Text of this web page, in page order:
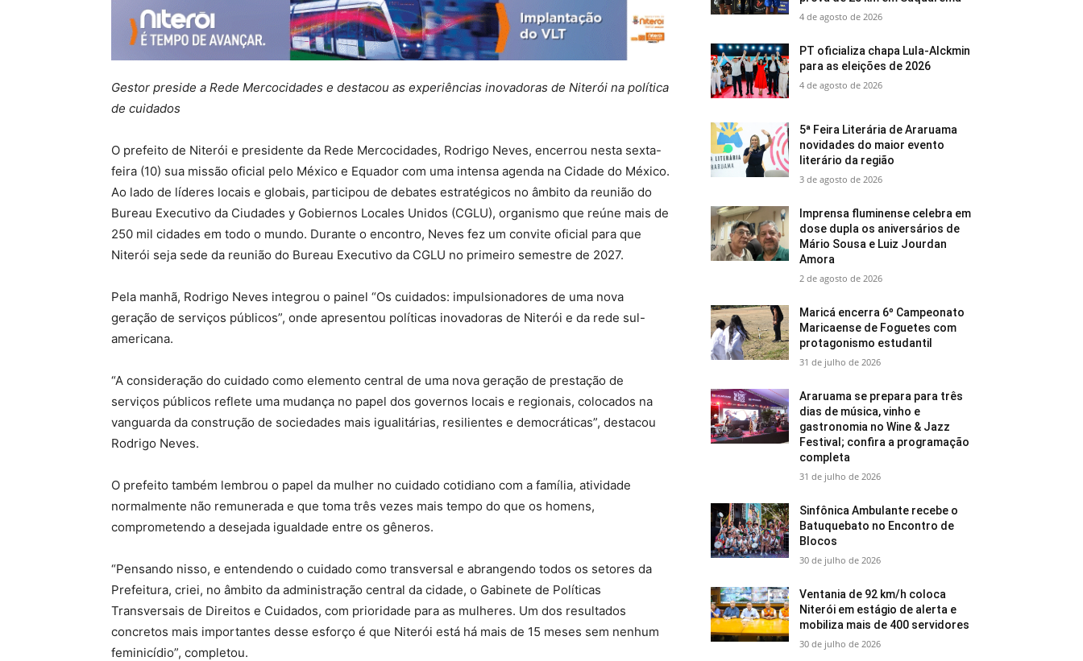
Gestor preside a Rede Mercocidades e destacou as experiências inovadoras de Niterói na política
de cuidados
O prefeito de Niterói e presidente da Rede Mercocidades, Rodrigo Neves, encerrou nesta sexta-
feira (10) sua missão oficial pelo México e Equador com uma intensa agenda na Cidade do México.
Ao lado de líderes locais e globais, participou de debates estratégicos no âmbito da reunião do
Bureau Executivo da Ciudades y Gobiernos Locales Unidos (CGLU), organismo que reúne mais de
250 mil cidades em todo o mundo. Durante o encontro, Neves fez um convite oficial para que
Niterói seja sede da reunião do Bureau Executivo da CGLU no primeiro semestre de 2027.
Pela manhã, Rodrigo Neves integrou o painel “Os cuidados: impulsionadores de uma nova
geração de serviços públicos”, onde apresentou políticas inovadoras de Niterói e da rede sul-
americana.
“A consideração do cuidado como elemento central de uma nova geração de prestação de
serviços públicos reflete uma mudança no papel dos governos locais e regionais, colocados na
vanguarda da construção de sociedades mais igualitárias, resilientes e democráticas”, destacou
Rodrigo Neves.
O prefeito também lembrou o papel da mulher no cuidado cotidiano com a família, atividade
normalmente não remunerada e que toma três vezes mais tempo do que os homens,
comprometendo a desejada igualdade entre os gêneros.
“Pensando nisso, e entendendo o cuidado como transversal e abrangendo todos os setores da
Prefeitura, criei, no âmbito da administração central da cidade, o Gabinete de Políticas
Transversais de Direitos e Cuidados, com prioridade para as mulheres. Um dos resultados
concretos mais importantes desse esforço é que Niterói está há mais de 15 meses sem nenhum
feminicídio”, completou.
4 de agosto de 2026
PT oficializa chapa Lula-Alckmin
para as eleições de 2026
4 de agosto de 2026
5ª Feira Literária de Araruama
novidades do maior evento
literário da região
3 de agosto de 2026
Imprensa fluminense celebra em
dose dupla os aniversários de
Mário Sousa e Luiz Jourdan
Amora
2 de agosto de 2026
Maricá encerra 6º Campeonato
Maricaense de Foguetes com
protagonismo estudantil
31 de julho de 2026
Araruama se prepara para três
dias de música, vinho e
gastronomia no Wine & Jazz
Festival; confira a programação
completa
31 de julho de 2026
Sinfônica Ambulante recebe o
Batuquebato no Encontro de
Blocos
30 de julho de 2026
Ventania de 92 km/h coloca
Niterói em estágio de alerta e
mobiliza mais de 400 servidores
30 de julho de 2026